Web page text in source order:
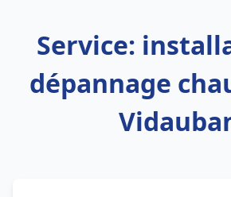
Service:
dépannage